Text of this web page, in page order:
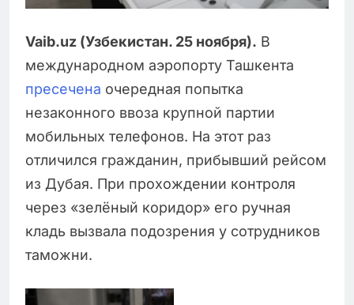
Vaib.uz (Узбекистан. 25 ноября). В
международном аэропорту Ташкента
пресечена очередная попытка
незаконного ввоза крупной партии
мобильных телефонов. На этот раз
отличился гражданин, прибывший рейсом
из Дубая. При прохождении контроля
через «зелёный коридор» его ручная
кладь вызвала подозрения у сотрудников
таможни.